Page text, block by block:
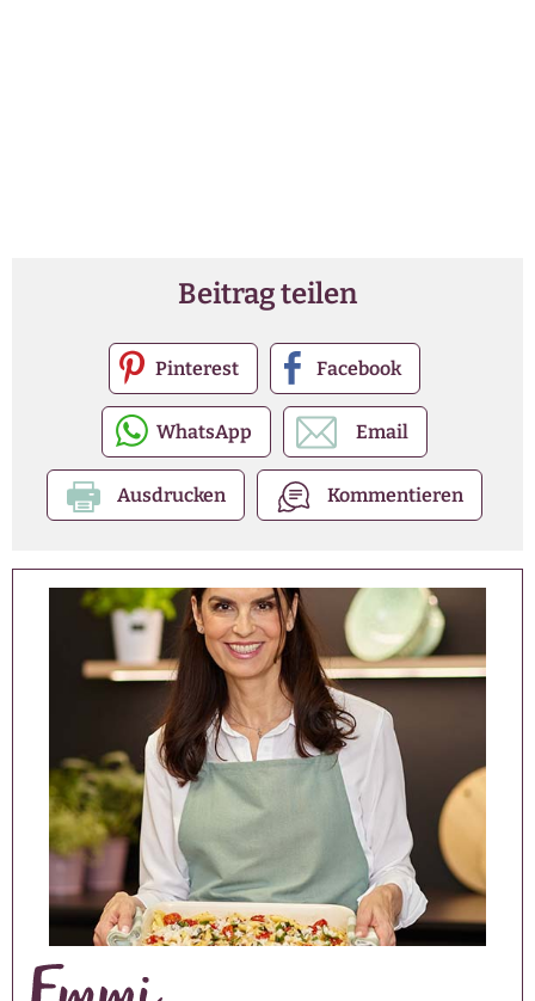
Beitrag teilen
Pinterest Facebook
WhatsApp Email
Ausdrucken Kommentieren